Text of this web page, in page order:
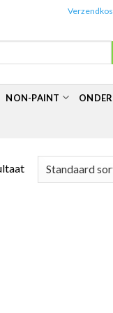
NON-PAINT